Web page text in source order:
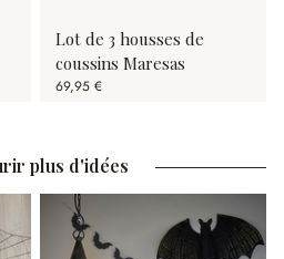
Lot de 3 housses de
coussins Maresas
69,95 €
plus d'idées